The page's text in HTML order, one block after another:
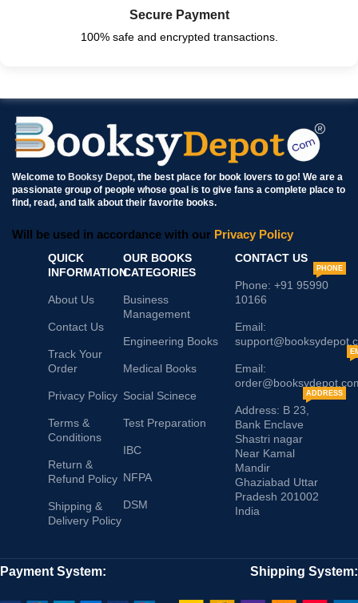
Secure Payment
100% safe and encrypted transactions.
Welcome to Booksy Depot, the best place for book lovers to go! We are a
passionate group of people whose goal is to give fans a complete place to
find, read, and talk about their favorite books.
Will be used in accordance with our Privacy Policy
QUICK
INFORMATION
About Us
Contact Us
Track Your
Order
Privacy Policy
Terms &
Conditions
Return &
Refund Policy
Shipping &
Delivery Policy
OUR BOOKS
CATEGORIES
Business
Management
Engineering Books
Medical Books
Social Scinece
Test Preparation
IBC
NFPA
DSM
CONTACT US
Phone: +91 95990
10166
PHONE
Email:
Email:
Address: B 23,
Bank Enclave
Shastri nagar
Near Kamal
Mandir
Ghaziabad Uttar
Pradesh 201002
India
ADDRESS
Payment System: Shipping System: